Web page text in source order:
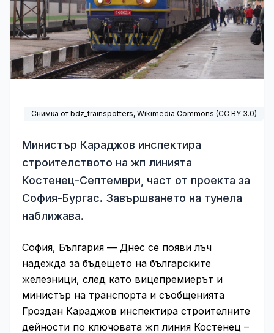
Снимка от bdz_trainspotters, Wikimedia Commons (CC BY 3.0)
Министър Караджов инспектира
строителството на жп линията
Костенец-Септември, част от проекта за
София-Бургас. Завършването на тунела
наближава.
София, България — Днес се появи лъч
надежда за бъдещето на българските
железници, след като вицепремиерът и
министър на транспорта и съобщенията
Гроздан Караджов инспектира строителните
дейности по ключовата жп линия Костенец –